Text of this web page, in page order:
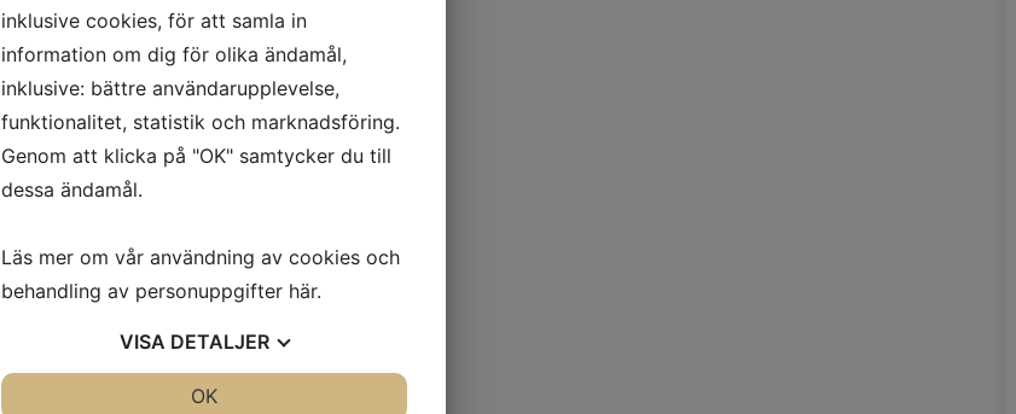
inklusive cookies, för att samla in
information om dig för olika ändamål,
inklusive: bättre användarupplevelse,
funktionalitet, statistik och marknadsföring.
Genom att klicka på "OK" samtycker du till
dessa ändamål.
Läs mer om vår användning av cookies och
behandling av personuppgifter här.
VISA DETALJER
OK